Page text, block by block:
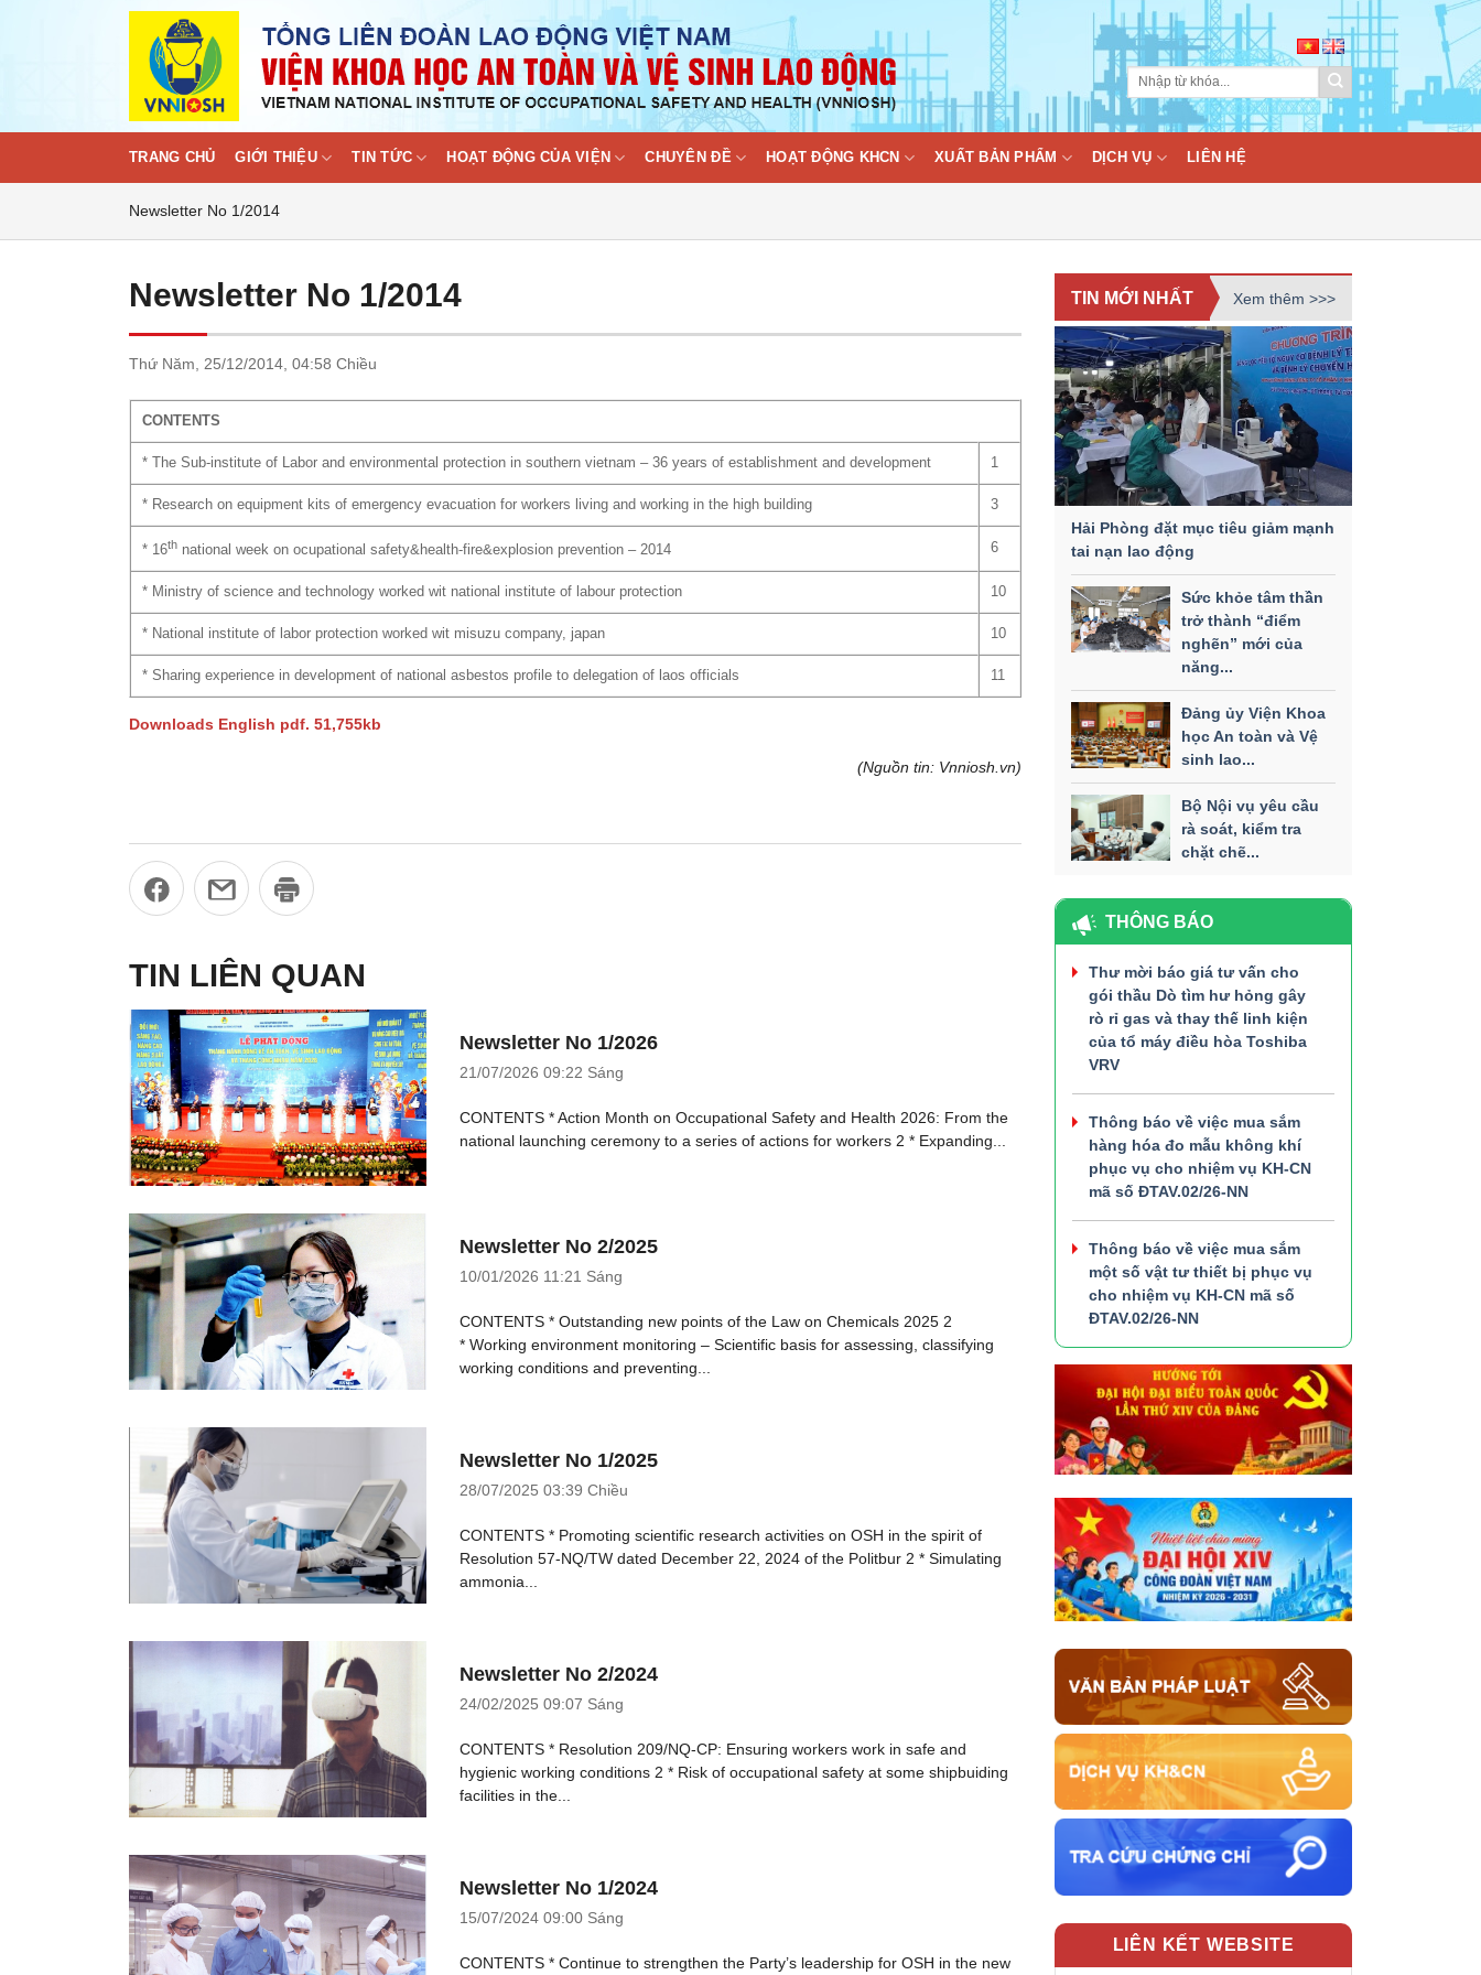
TRANG CHỦ GIỚI THIỆU TIN TỨC HOẠT ĐỘNG CỦA VIỆN CHUYÊN ĐỀ HOẠT ĐỘNG KHCN XUẤT BẢN PHẨM DỊCH VỤ LIÊN HỆ
Newsletter No 1/2014
Newsletter No 1/2014
Thứ Năm, 25/12/2014, 04:58 Chiều
CONTENTS
* The Sub-institute of Labor and environmental protection in southern vietnam – 36 years of establishment and development 1
* Research on equipment kits of emergency evacuation for workers living and working in the high building 3
* 16th national week on ocupational safety&health-fire&explosion prevention – 2014 6
* Ministry of science and technology worked wit national institute of labour protection 10
* National institute of labor protection worked wit misuzu company, japan 10
* Sharing experience in development of national asbestos profile to delegation of laos officials 11
Downloads English pdf. 51,755kb
(Nguồn tin: Vnniosh.vn)
TIN LIÊN QUAN
Newsletter No 1/2026
21/07/2026 09:22 Sáng
CONTENTS * Action Month on Occupational Safety and Health 2026: From the
national launching ceremony to a series of actions for workers 2 * Expanding...
Newsletter No 2/2025
10/01/2026 11:21 Sáng
CONTENTS * Outstanding new points of the Law on Chemicals 2025 2
* Working environment monitoring – Scientific basis for assessing, classifying
working conditions and preventing...
Newsletter No 1/2025
28/07/2025 03:39 Chiều
CONTENTS * Promoting scientific research activities on OSH in the spirit of
Resolution 57-NQ/TW dated December 22, 2024 of the Politbur 2 * Simulating
ammonia...
Newsletter No 2/2024
24/02/2025 09:07 Sáng
CONTENTS * Resolution 209/NQ-CP: Ensuring workers work in safe and
hygienic working conditions 2 * Risk of occupational safety at some shipbuiding
facilities in the...
Newsletter No 1/2024
15/07/2024 09:00 Sáng
CONTENTS * Continue to strengthen the Party’s leadership for OSH in the new
TIN MỚI NHẤT Xem thêm >>>
Hải Phòng đặt mục tiêu giảm mạnh
tai nạn lao động
Sức khỏe tâm thần
trở thành “điểm
nghẽn” mới của
năng...
Đảng ủy Viện Khoa
học An toàn và Vệ
sinh lao...
Bộ Nội vụ yêu cầu
rà soát, kiểm tra
chặt chẽ...
THÔNG BÁO
Thư mời báo giá tư vấn cho
gói thầu Dò tìm hư hỏng gây
rò rỉ gas và thay thế linh kiện
của tổ máy điều hòa Toshiba
VRV
Thông báo về việc mua sắm
hàng hóa đo mẫu không khí
phục vụ cho nhiệm vụ KH-CN
mã số ĐTAV.02/26-NN
Thông báo về việc mua sắm
một số vật tư thiết bị phục vụ
cho nhiệm vụ KH-CN mã số
ĐTAV.02/26-NN
LIÊN KẾT WEBSITE